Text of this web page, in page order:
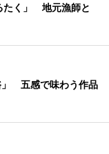
たく」 地元漁師と
」 五感で味わう作品